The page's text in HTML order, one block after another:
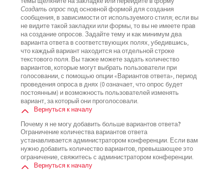
Создать опроспод основной формой для создания
сообщения, в зависимости от используемого стиля; если вы
не видите такой закладки или формы, то вы не имеете прав
на создание опросов. Задайте тему и как минимум два
варианта ответа в соответствующих полях, убедившись,
что каждый вариант находится на отдельной строке
текстового поля. Вы также можете задать количество
вариантов, которые могут выбрать пользователи при
голосовании, с помощью опции «Вариантов ответа», период
проведения опроса в днях (0 означает, что опрос будет
постоянным) и возможность пользователей изменять
вариант, за который они проголосовали.
Вернуться к началу
Почему я не могу добавить больше вариантов ответа?
Ограничение количества вариантов ответа
устанавливается администратором конференции. Если вам
нужно добавить количество вариантов, превышающее это
ограничение, свяжитесь с администратором конференции.
Вернуться к началу